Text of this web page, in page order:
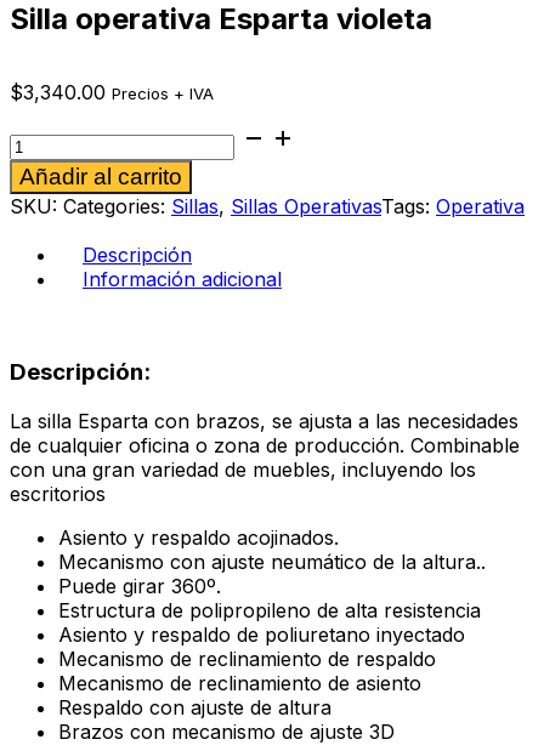
Silla operativa Esparta violeta
$3,340.00 Precios + IVA
Silla
operativa
Esparta
violeta
cantidad
Añadir al carrito
SKU: Categories: Sillas, Sillas OperativasTags: Operativa
Descripción
Información adicional
Descripción:
La silla Esparta con brazos, se ajusta a las necesidades
de cualquier oficina o zona de producción. Combinable
con una gran variedad de muebles, incluyendo los
escritorios
Asiento y respaldo acojinados.
Mecanismo con ajuste neumático de la altura..
Puede girar 360º.
Estructura de polipropileno de alta resistencia
Asiento y respaldo de poliuretano inyectado
Mecanismo de reclinamiento de respaldo
Mecanismo de reclinamiento de asiento
Respaldo con ajuste de altura
Brazos con mecanismo de ajuste 3D